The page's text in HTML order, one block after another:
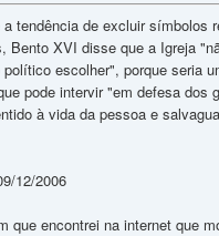
tendência de excluir símbolos
Bento XVI disse que a Igreja
escolher", porque seria
pode intervir "em defesa dos
à vida da pessoa e
12/2006
que encontrei na internet que